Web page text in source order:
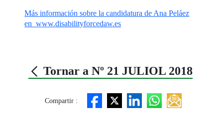
Más información sobre la candidatura de Ana Peláez
en www.disabilityforcedaw.es
Tornar a Nº 21 JULIOL 2018
Compartir :